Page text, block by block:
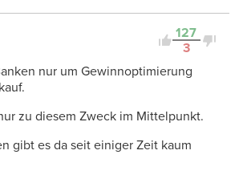
127
3
nur um Gewinnoptimierung
zu diesem Zweck im Mittelpunkt.
gibt es da seit einiger Zeit kaum